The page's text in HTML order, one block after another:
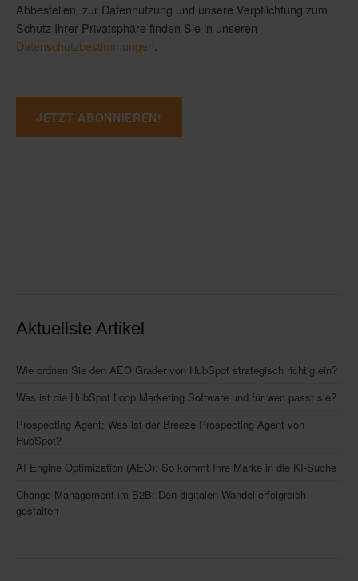
Abbestellen, zur Datennutzung und unsere Verpflichtung zum
Schutz Ihrer Privatsphäre finden Sie in unseren
Datenschutzbestimmungen.
Aktuellste Artikel
Wie ordnen Sie den AEO Grader von HubSpot strategisch richtig ein?
Was ist die HubSpot Loop Marketing Software und für wen passt sie?
Prospecting Agent: Was ist der Breeze Prospecting Agent von
HubSpot?
AI Engine Optimization (AEO): So kommt Ihre Marke in die KI-Suche
Change Management im B2B: Den digitalen Wandel erfolgreich
gestalten